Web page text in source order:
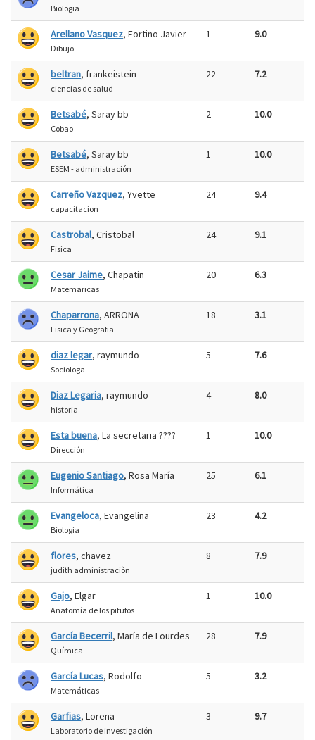
Biologia
Arellano Vasquez, Fortino Javier
Dibujo
1 9.0
beltran, frankeistein
ciencias de salud
22 7.2
Betsabé, Saray bb
Cobao
2 10.0
Betsabé, Saray bb
ESEM - administración
1 10.0
Carreño Vazquez, Yvette
capacitacion
24 9.4
Castrobal, Cristobal
Fisica
24 9.1
Cesar Jaime, Chapatin
Matemaricas
20 6.3
Chaparrona, ARRONA
Fisica y Geografia
18 3.1
diaz legar, raymundo
Sociologa
5 7.6
Diaz Legaria, raymundo
historia
4 8.0
Esta buena, La secretaria ????
Dirección
1 10.0
Eugenio Santiago, Rosa María
Informática
25 6.1
Evangeloca, Evangelina
Biologia
23 4.2
flores, chavez
judith administraciòn
8 7.9
Gajo, Elgar
Anatomía de los pitufos
1 10.0
García Becerril, María de Lourdes
Química
28 7.9
García Lucas, Rodolfo
Matemáticas
5 3.2
Garfias, Lorena
Laboratorio de investigación
3 9.7